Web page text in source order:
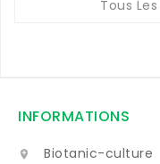
Tous
INFORMATIONS

Biotanic-culture